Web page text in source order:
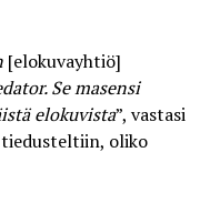
[elokuvayhtiö]
Se masensi
elokuvista”, vastasi
tiedusteltiin, oliko